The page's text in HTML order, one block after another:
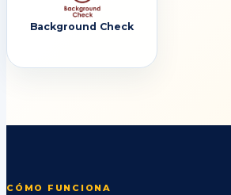
Background Check
CÓMO FUNCIONA